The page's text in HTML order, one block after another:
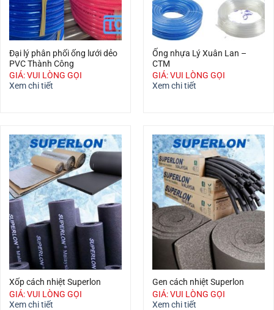
Đại lý phân phối ống lưới dẻo
PVC Thành Công
GIÁ: VUI LÒNG GỌI
Xem chi tiết
Ống nhựa Lý Xuân Lan –
CTM
GIÁ: VUI LÒNG GỌI
Xem chi tiết
Xốp cách nhiệt Superlon
GIÁ: VUI LÒNG GỌI
Xem chi tiết
Gen cách nhiệt Superlon
GIÁ: VUI LÒNG GỌI
Xem chi tiết